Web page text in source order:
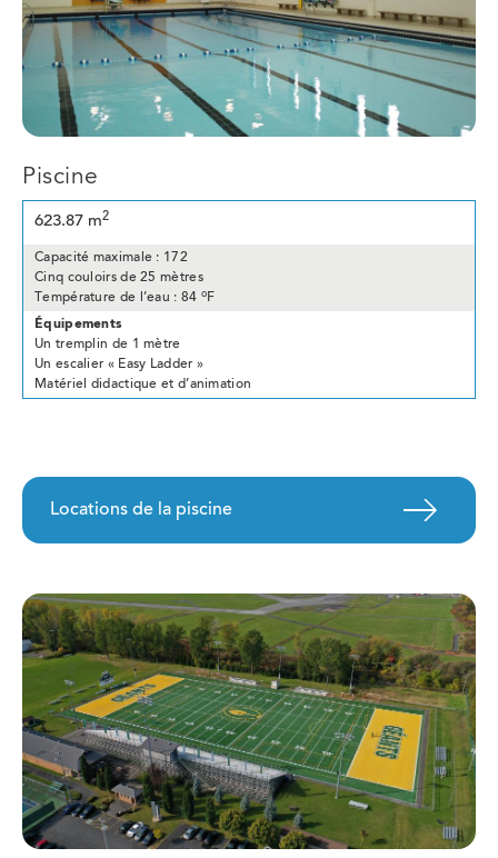
Piscine
623.87 m2
Capacité maximale : 172
Cinq couloirs de 25 mètres
Température de l’eau : 84 oF
Équipements
Un tremplin de 1 mètre
Un escalier « Easy Ladder »
Matériel didactique et d’animation
Locations de la piscine